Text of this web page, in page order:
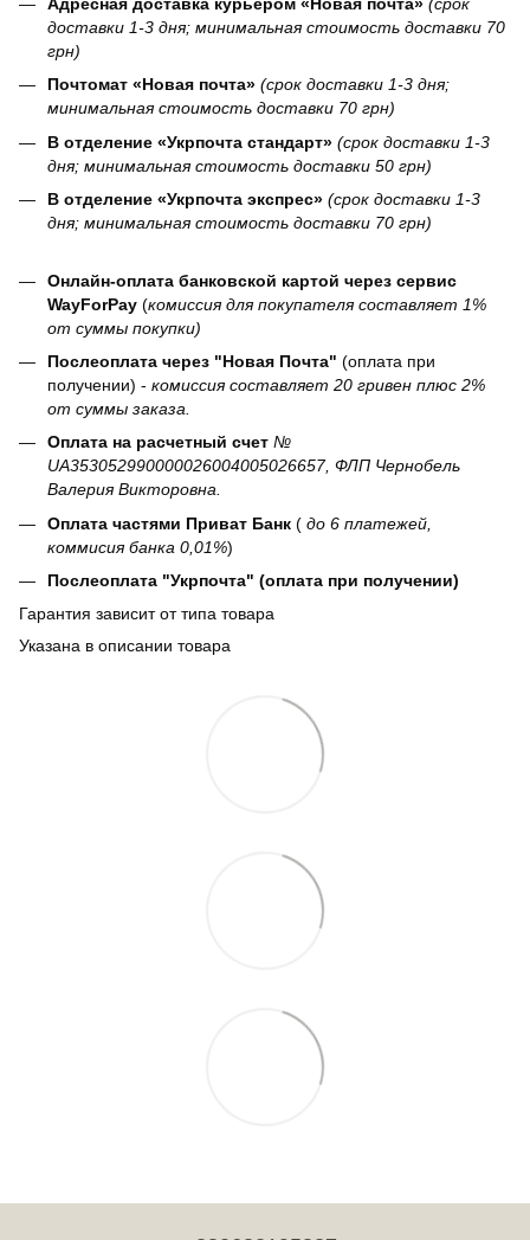
доставки 1-3 дня; минимальная стоимость доставки 70
грн)
Почтомат «Новая почта» (срок доставки 1-3 дня;
минимальная стоимость доставки 70 грн)
В отделение «Укрпочта стандарт» (срок доставки 1-3
дня; минимальная стоимость доставки 50 грн)
В отделение «Укрпочта экспрес» (срок доставки 1-3
дня; минимальная стоимость доставки 70 грн)
Онлайн-оплата банковской картой через сервис
WayForPay (комиссия для покупателя составляет 1%
от суммы покупки)
Послеоплата через "Новая Почта" (оплата при
получении) - комиссия составляет 20 гривен плюс 2%
от суммы заказа.
Оплата на расчетный счет №
UA353052990000026004005026657, ФЛП Чернобель
Валерия Викторовна.
Оплата частями Приват Банк ( до 6 платежей,
коммисия банка 0,01%)
Послеоплата "Укрпочта" (оплата при получении)
Гарантия зависит от типа товара
Указана в описании товара